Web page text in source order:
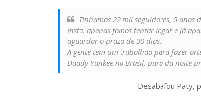
Tínhamos 22 mil seguidores, 5 anos
Insta, apenas fomos tentar logar e já
aguardar o prazo de 30 dias.
A gente tem um trabalhão para fazer
Daddy Yankee no Brasil, para da noite
Desabafou Paty,